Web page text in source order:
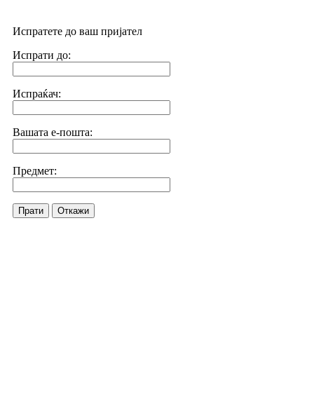
Испратете до ваш пријател
Испрати до:
Испраќач:
Вашата е-пошта:
Предмет:
Прати Откажи